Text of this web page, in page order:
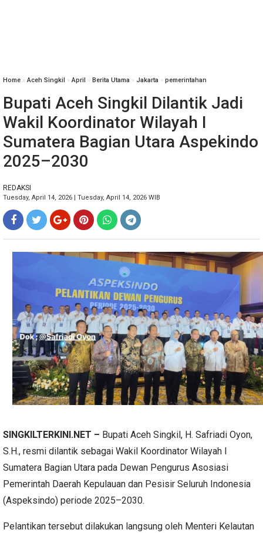
Home »Aceh Singkil »April » Berita Utama » Jakarta » pemerintahan
Bupati Aceh Singkil Dilantik Jadi
Wakil Koordinator Wilayah I
Sumatera Bagian Utara Aspekindo
2025–2030
REDAKSI
Tuesday, April 14, 2026 | Tuesday, April 14, 2026 WIB
SINGKILTERKINI.NET – Bupati Aceh Singkil, H. Safriadi Oyon,
S.H., resmi dilantik sebagai Wakil Koordinator Wilayah I
Sumatera Bagian Utara pada Dewan Pengurus Asosiasi
Pemerintah Daerah Kepulauan dan Pesisir Seluruh Indonesia
(Aspeksindo) periode 2025–2030.
Pelantikan tersebut dilakukan langsung oleh Menteri Kelautan